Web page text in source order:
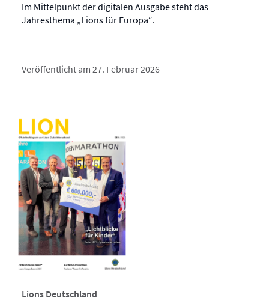
Im Mittelpunkt der digitalen Ausgabe steht das
Jahresthema „Lions für Europa“.
Veröffentlicht am 27. Februar 2026
Lions Deutschland